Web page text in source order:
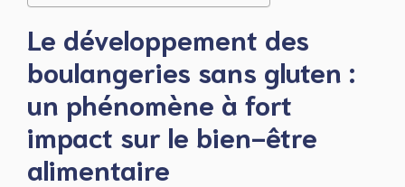
Le développement des
boulangeries sans gluten :
un phénomène à fort
impact sur le bien-être
alimentaire